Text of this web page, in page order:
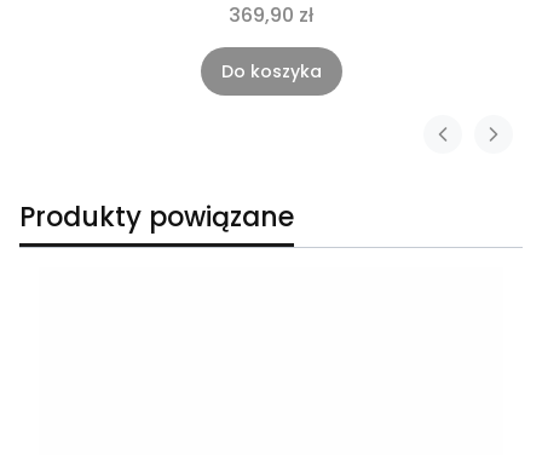
369,90 zł
Do koszyka
Produkty powiązane